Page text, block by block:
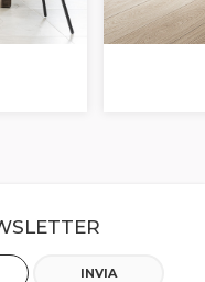
INVIA